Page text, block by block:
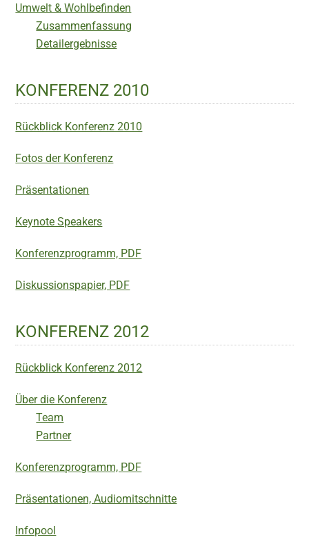
Umwelt & Wohlbefinden
Zusammenfassung
Detailergebnisse
KONFERENZ 2010
Rückblick Konferenz 2010
Fotos der Konferenz
Präsentationen
Keynote Speakers
Konferenzprogramm, PDF
Diskussionspapier, PDF
KONFERENZ 2012
Rückblick Konferenz 2012
Über die Konferenz
Team
Partner
Konferenzprogramm, PDF
Präsentationen, Audiomitschnitte
Infopool